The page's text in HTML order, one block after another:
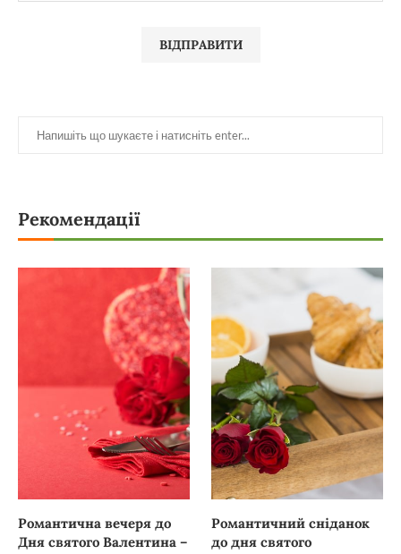
Рекомендації
Романтична вечеря до
Дня святого Валентина –
Романтичний сніданок
до дня святого